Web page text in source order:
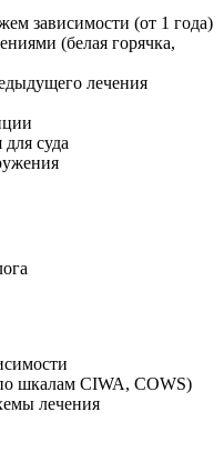
зависимости (от 1 года)
(белая горячка,
лечения
суда
шкалам CIWA, COWS)
лечения